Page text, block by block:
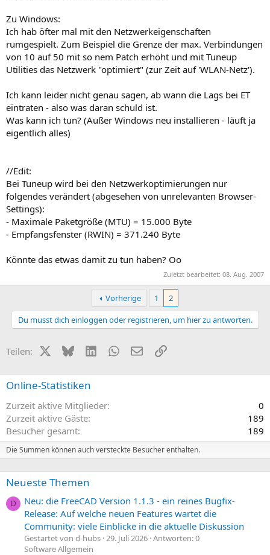
Zu Windows:
Ich hab öfter mal mit den Netzwerkeigenschaften
rumgespielt. Zum Beispiel die Grenze der max. Verbindungen
von 10 auf 50 mit so nem Patch erhöht und mit Tuneup
Utilities das Netzwerk "optimiert" (zur Zeit auf 'WLAN-Netz').
Ich kann leider nicht genau sagen, ab wann die Lags bei ET
eintraten - also was daran schuld ist.
Was kann ich tun? (Außer Windows neu installieren - läuft ja
eigentlich alles)
//Edit:
Bei Tuneup wird bei den Netzwerkoptimierungen nur
folgendes verändert (abgesehen von unrelevanten Browser-
Settings):
- Maximale Paketgröße (MTU) = 15.000 Byte
- Empfangsfenster (RWIN) = 371.240 Byte
Könnte das etwas damit zu tun haben? Oo
Zuletzt bearbeitet: 08. Aug. 2007
Vorherige 1
2
Du musst dich einloggen oder registrieren, um hier zu antworten.
Teilen: X (Twitter)
BlueskyLinkedInWhatsApp
E-MailLink
Online-Statistiken
Zurzeit aktive Mitglieder
0
Zurzeit aktive Gäste
189
Besucher gesamt
189
Die Summen können auch versteckte Besucher enthalten.
Neueste Themen
D
Neu: die FreeCAD Version 1.1.3 - ein reines Bugfix-
Release: Auf welche neuen Features wartet die
Community: viele Einblicke in die aktuelle Diskussion
Gestartet von d-hubs 29. Juli 2026 Antworten: 0
Software Allgemein